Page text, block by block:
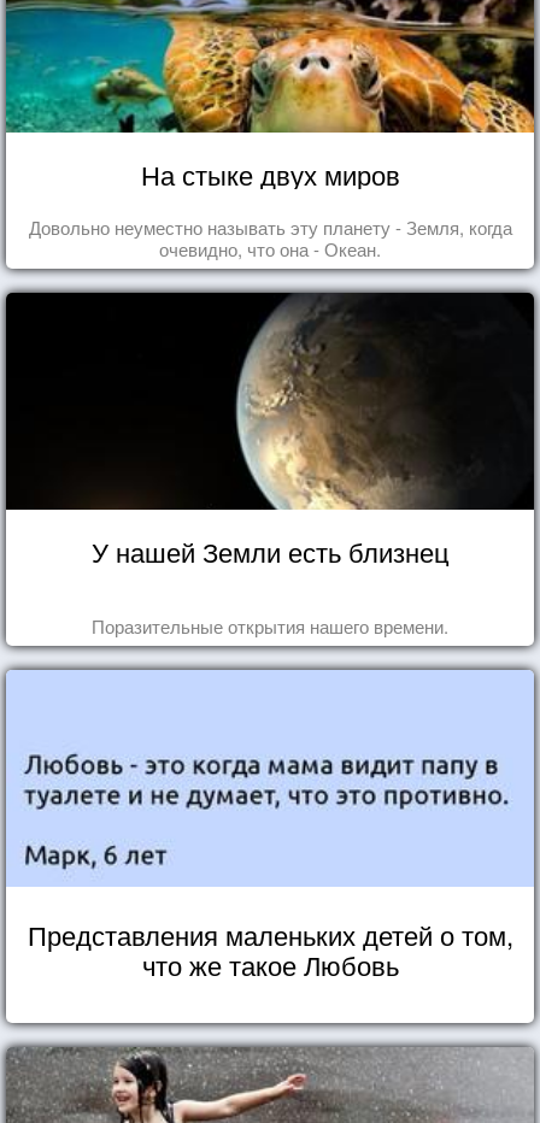
На стыке двух миров
Довольно неуместно называть эту планету - Земля, когда
очевидно, что она - Океан.
У нашей Земли есть близнец
Поразительные открытия нашего времени.
Представления маленьких детей о том,
что же такое Любовь